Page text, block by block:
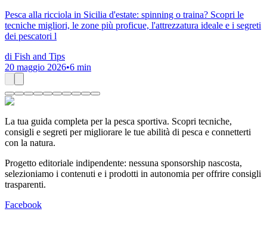
Pesca alla ricciola in Sicilia d'estate: spinning o traina? Scopri le
tecniche migliori, le zone più proficue, l'attrezzatura ideale e i segreti
dei pescatori l
di Fish and Tips
20 maggio 2026•6 min
La tua guida completa per la pesca sportiva. Scopri tecniche,
consigli e segreti per migliorare le tue abilità di pesca e connetterti
con la natura.
Progetto editoriale indipendente: nessuna sponsorship nascosta,
selezioniamo i contenuti e i prodotti in autonomia per offrire consigli
trasparenti.
Facebook